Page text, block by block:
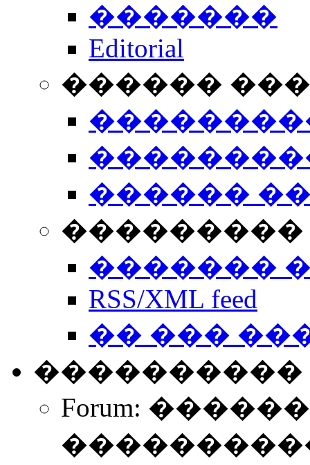
�������
Editorial
������
������
���������
�������
RSS/XML feed
�� ���
����������
Forum: